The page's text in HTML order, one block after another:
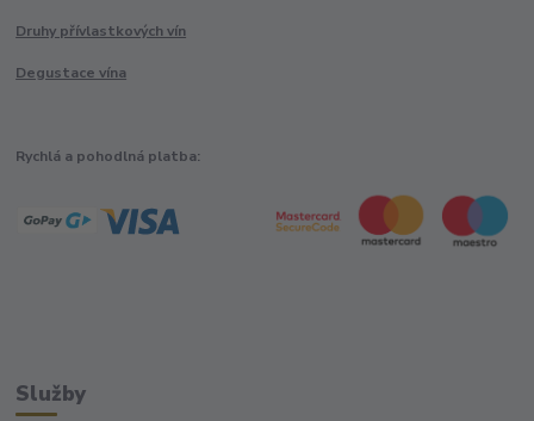
Druhy přívlastkových vín
Degustace vína
Rychlá a pohodlná platba:
Služby